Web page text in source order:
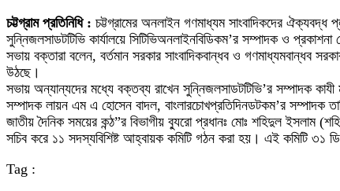
চট্টগ্রাম প্রতিনিধি : চট্টগ্রামের অনলাইন গণমাধ্যম সাংবাদিকদের
সুন্নিজলসাডটটিভি কার্যালয়ে সিটিভিঅনলাইনবিডিকম’র সম্পাদক ও
সভায় বক্তারা বলেন, বর্তমান সরকার সাংবাদিকবান্ধব ও গণমাধ্যমবান্ধব
উঠছে।
সভায় অন্যান্যদের মধ্যে বক্তব্য রাখেন সুন্নিজলসাডটটিভি’র সম্পাদক
সম্পাদক লায়ন এম এ হোসেন বাদল, বাংলারচোখপ্রতিদিনডটকম’র সম্পাদক
জাতীয় দৈনিক সময়ের কন্ঠ”র বিভাগীয় ব্যুরো প্রধানঃ মোঃ শহিদুল
সচিব করে ১১ সদস্যবিশিষ্ট আহ্বায়ক কমিটি গঠন করা হয়। এই কমিটি ৩১
Tag :